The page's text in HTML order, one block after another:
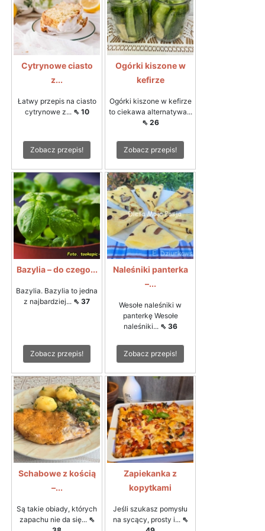
Cytrynowe ciasto
z...
Łatwy przepis na ciasto
cytrynowe z... ⇖ 10
Zobacz przepis!
Ogórki kiszone w
kefirze
Ogórki kiszone w kefirze
to ciekawa alternatywa...
⇖ 26
Zobacz przepis!
Bazylia – do czego...
Bazylia. Bazylia to jedna
z najbardziej... ⇖ 37
Zobacz przepis!
Naleśniki panterka
–...
Wesołe naleśniki w
panterkę Wesołe
naleśniki... ⇖ 36
Zobacz przepis!
Schabowe z kością
–...
Są takie obiady, których
zapachu nie da się... ⇖
Zapiekanka z
kopytkami
Jeśli szukasz pomysłu
na sycący, prosty i... ⇖